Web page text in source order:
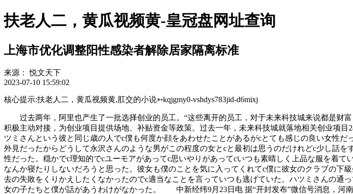
扶老人二，黄瓜视频黄-皇冠盘网址查询
上海市优化调整阳性感染者解除居家隔离标准
来源：
悦文天下
2023-07-10 15:59:02
核心提示:扶老人二，黄瓜视频黄,肛交的小说➳kqjgmy0-vshdys783jid-d6mixj
过去两年，阿里也产生了一批选择创业的员工。“这些离开的员工，对于未来科技城来说都是财
积极主动对接，为创业项目提供场地、补贴资金等政策。过去一年，未来科技城就落地相关创业项
ツミさんという彼と同じ歳の人でc僕も何度か顔をあわせたことがあるがcとても感じの良い女性
外見だったからどうして永沢さんのような男がこの程度の女とcと最初は思うのだけれどc少し話
性だった。穏かでc理知的でcユーモアがあってc思いやりがあってcいつも素晴しく上品な服を着
なんか寝たりしないだろうと思った。彼女も僕のことを気に入ってくれてc僕に彼女のクラブの下
去の失敗をくりかえしたくなかったのでc適当なことを言っていつも逃げていた。ハツミさんの通
女の子たちと僕が話があうわけがなかった。 中新经纬9月23日电 据“开封发布”微信号消息，河